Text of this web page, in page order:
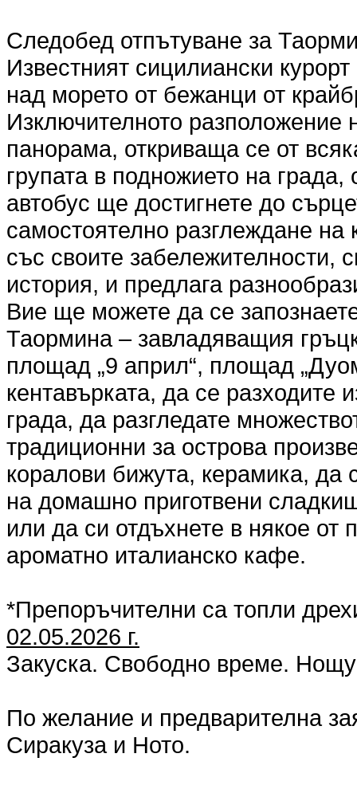
Следобед отпътуване за
Известният сицилиански
над морето от бежанци от
Изключителното разположение
панорама, откриваща се от
групата в подножието на града,
автобус ще достигнете до
самостоятелно разглеждане
със своите забележителности,
история, и предлага
Вие ще можете да се
Таормина – завладяващия
площад „9 април“, площад
кентавърката, да се разходите
града, да разгледате
традиционни за острова
коралови бижута, керамика, да
на домашно приготвени
или да си отдъхнете в някое
ароматно италианско кафе.
*Препоръчителни са топли
02.05.2026 г.
Закуска. Свободно време.
По желание и предварителна
Сиракуза и Ното.